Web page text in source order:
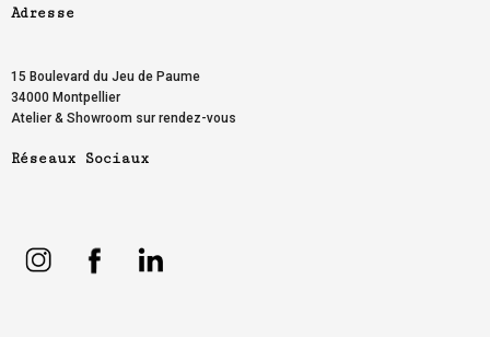
Adresse
15 Boulevard du Jeu de Paume
34000 Montpellier
Atelier & Showroom sur rendez-vous
Réseaux Sociaux
PREVIOUS ARTICLE